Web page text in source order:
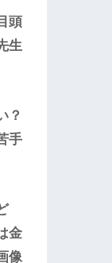
頭
生
？
手
金
像